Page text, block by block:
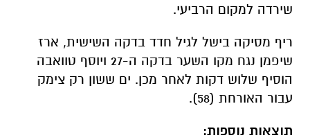
שירדה למקום הרביעי.
ריף מסיקה בישל לגיל חדד בדקה השישית, ארז
שיפמן נגח מקו השער בדקה ה-27 ויוסף טוואבה
הוסיף שלוש דקות לאחר מכן. ים ששון רק צימק
עבור האורחת (58).
תוצאות נוספות: